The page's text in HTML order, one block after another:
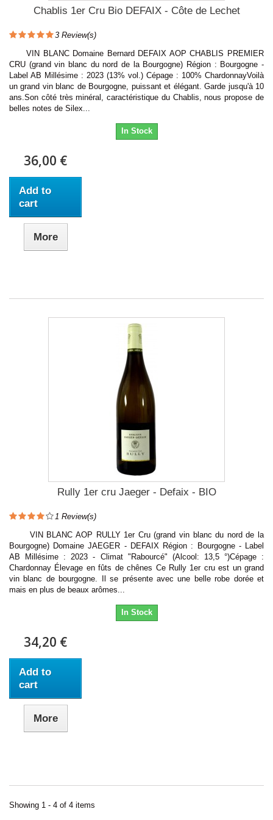
Chablis 1er Cru Bio DEFAIX - Côte de Lechet
3 Review(s)
VIN BLANC Domaine Bernard DEFAIX AOP CHABLIS PREMIER
CRU (grand vin blanc du nord de la Bourgogne) Région : Bourgogne -
Label AB Millésime : 2023 (13% vol.) Cépage : 100% ChardonnayVoilà
un grand vin blanc de Bourgogne, puissant et élégant. Garde jusqu'à 10
ans.Son côté très minéral, caractéristique du Chablis, nous propose de
belles notes de Silex...
In Stock
36,00 €
Add to
cart
More
Rully 1er cru Jaeger - Defaix - BIO
1 Review(s)
VIN BLANC AOP RULLY 1er Cru (grand vin blanc du nord de la
Bourgogne) Domaine JAEGER - DEFAIX Région : Bourgogne - Label
AB Millésime : 2023 - Climat "Rabourcé" (Alcool: 13,5 °)Cépage :
Chardonnay Élevage en fûts de chênes Ce Rully 1er cru est un grand
vin blanc de bourgogne. Il se présente avec une belle robe dorée et
mais en plus de beaux arômes...
In Stock
34,20 €
Add to
cart
More
Showing 1 - 4 of 4 items